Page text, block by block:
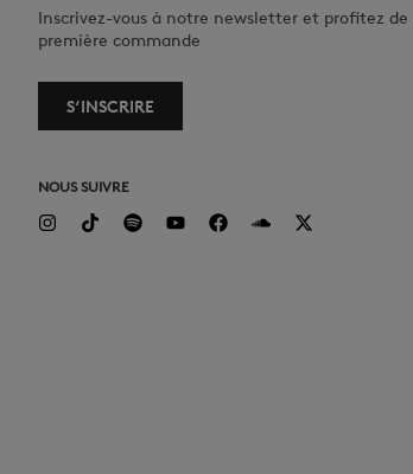
Inscrivez-vous à notre newsletter et profitez de
première commande
S‘INSCRIRE
NOUS SUIVRE